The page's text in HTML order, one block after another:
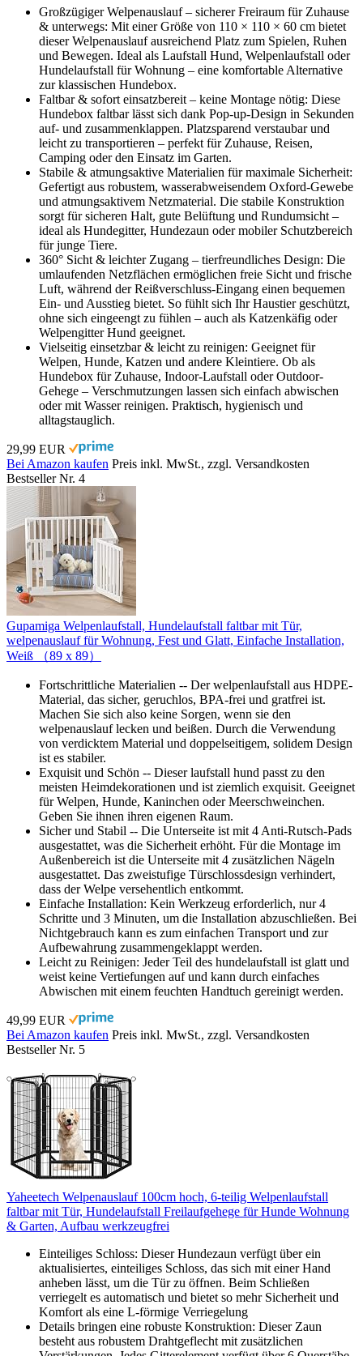
Großzügiger Welpenauslauf – sicherer Freiraum für Zuhause
& unterwegs: Mit einer Größe von 110 × 110 × 60 cm bietet
dieser Welpenauslauf ausreichend Platz zum Spielen, Ruhen
und Bewegen. Ideal als Laufstall Hund, Welpenlaufstall oder
Hundelaufstall für Wohnung – eine komfortable Alternative
zur klassischen Hundebox.
Faltbar & sofort einsatzbereit – keine Montage nötig: Diese
Hundebox faltbar lässt sich dank Pop-up-Design in Sekunden
auf- und zusammenklappen. Platzsparend verstaubar und
leicht zu transportieren – perfekt für Zuhause, Reisen,
Camping oder den Einsatz im Garten.
Stabile & atmungsaktive Materialien für maximale Sicherheit:
Gefertigt aus robustem, wasserabweisendem Oxford-Gewebe
und atmungsaktivem Netzmaterial. Die stabile Konstruktion
sorgt für sicheren Halt, gute Belüftung und Rundumsicht –
ideal als Hundegitter, Hundezaun oder mobiler Schutzbereich
für junge Tiere.
360° Sicht & leichter Zugang – tierfreundliches Design: Die
umlaufenden Netzflächen ermöglichen freie Sicht und frische
Luft, während der Reißverschluss-Eingang einen bequemen
Ein- und Ausstieg bietet. So fühlt sich Ihr Haustier geschützt,
ohne sich eingeengt zu fühlen – auch als Katzenkäfig oder
Welpengitter Hund geeignet.
Vielseitig einsetzbar & leicht zu reinigen: Geeignet für
Welpen, Hunde, Katzen und andere Kleintiere. Ob als
Hundebox für Zuhause, Indoor-Laufstall oder Outdoor-
Gehege – Verschmutzungen lassen sich einfach abwischen
oder mit Wasser reinigen. Praktisch, hygienisch und
alltagstauglich.
29,99 EUR
Bei Amazon kaufen Preis inkl. MwSt., zzgl. Versandkosten
Bestseller Nr. 4
Gupamiga Welpenlaufstall, Hundelaufstall faltbar mit Tür,
welpenauslauf für Wohnung, Fest und Glatt, Einfache Installation,
Weiß （89 x 89）
Fortschrittliche Materialien -- Der welpenlaufstall aus HDPE-
Material, das sicher, geruchlos, BPA-frei und gratfrei ist.
Machen Sie sich also keine Sorgen, wenn sie den
welpenauslauf lecken und beißen. Durch die Verwendung
von verdicktem Material und doppelseitigem, solidem Design
ist es stabiler.
Exquisit und Schön -- Dieser laufstall hund passt zu den
meisten Heimdekorationen und ist ziemlich exquisit. Geeignet
für Welpen, Hunde, Kaninchen oder Meerschweinchen.
Geben Sie ihnen ihren eigenen Raum.
Sicher und Stabil -- Die Unterseite ist mit 4 Anti-Rutsch-Pads
ausgestattet, was die Sicherheit erhöht. Für die Montage im
Außenbereich ist die Unterseite mit 4 zusätzlichen Nägeln
ausgestattet. Das zweistufige Türschlossdesign verhindert,
dass der Welpe versehentlich entkommt.
Einfache Installation: Kein Werkzeug erforderlich, nur 4
Schritte und 3 Minuten, um die Installation abzuschließen. Bei
Nichtgebrauch kann es zum einfachen Transport und zur
Aufbewahrung zusammengeklappt werden.
Leicht zu Reinigen: Jeder Teil des hundelaufstall ist glatt und
weist keine Vertiefungen auf und kann durch einfaches
Abwischen mit einem feuchten Handtuch gereinigt werden.
49,99 EUR
Bei Amazon kaufen Preis inkl. MwSt., zzgl. Versandkosten
Bestseller Nr. 5
Yaheetech Welpenauslauf 100cm hoch, 6-teilig Welpenlaufstall
faltbar mit Tür, Hundelaufstall Freilaufgehege für Hunde Wohnung
& Garten, Aufbau werkzeugfrei
Einteiliges Schloss: Dieser Hundezaun verfügt über ein
aktualisiertes, einteiliges Schloss, das sich mit einer Hand
anheben lässt, um die Tür zu öffnen. Beim Schließen
verriegelt es automatisch und bietet so mehr Sicherheit und
Komfort als eine L-förmige Verriegelung
Details bringen eine robuste Konstruktion: Dieser Zaun
besteht aus robustem Drahtgeflecht mit zusätzlichen